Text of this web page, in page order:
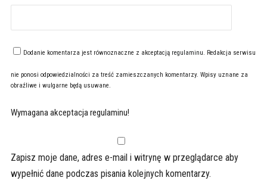
Dodanie komentarza jest równoznaczne z akceptacją regulaminu. Redakcja serwisu
nie ponosi odpowiedzialności za treść zamieszczanych komentarzy. Wpisy uznane za
obraźliwe i wulgarne będą usuwane.
Wymagana akceptacja regulaminu!
Zapisz moje dane, adres e-mail i witrynę w przeglądarce aby
wypełnić dane podczas pisania kolejnych komentarzy.